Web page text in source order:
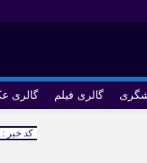
گالری فیلم گالری
کد خبر :